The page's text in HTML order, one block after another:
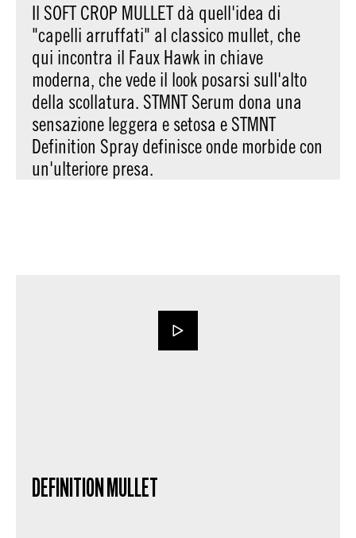
Il SOFT CROP MULLET dà quell'idea di
"capelli arruffati" al classico mullet, che
qui incontra il Faux Hawk in chiave
moderna, che vede il look posarsi sull'alto
della scollatura. STMNT Serum dona una
sensazione leggera e setosa e STMNT
Definition Spray definisce onde morbide con
un'ulteriore presa.
DEFINITION MULLET